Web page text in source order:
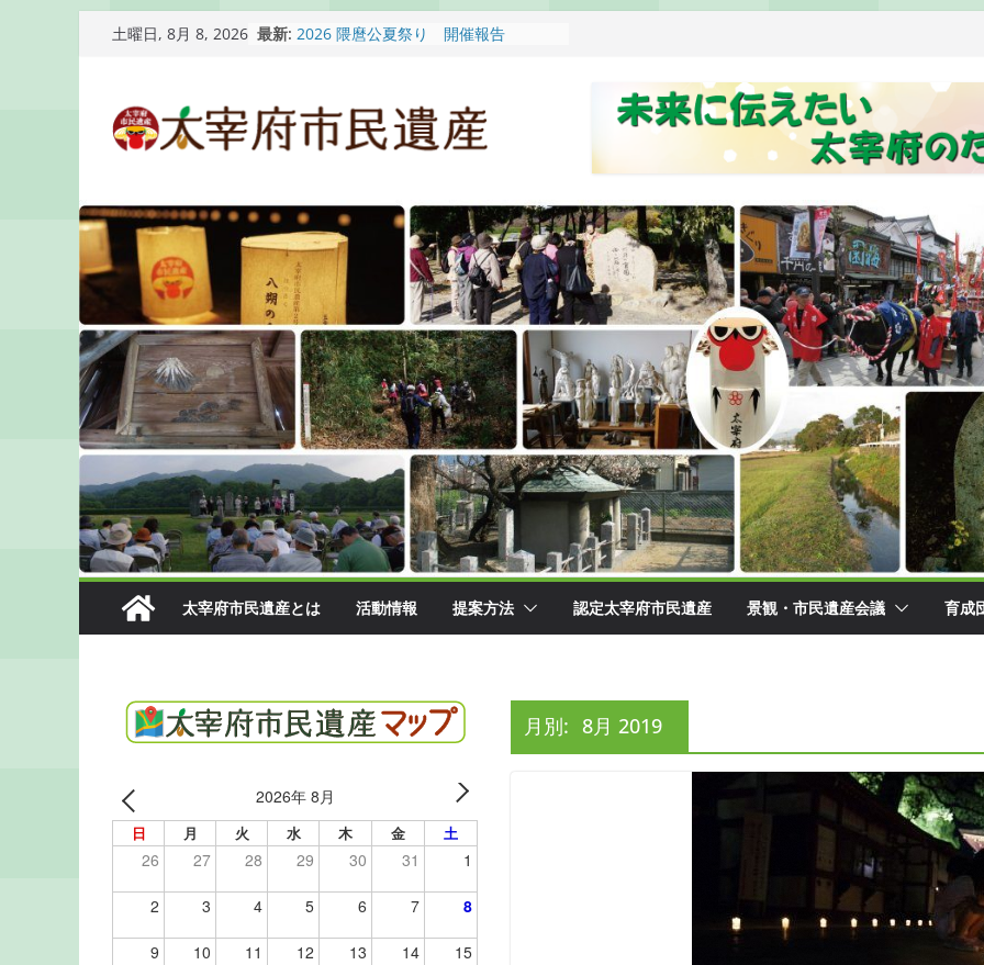
ス
ッ
プ
土曜日, 8月 8, 2026 最新: 2026 隈麿公夏祭り 開催報告
梅香苑夏まつり子どもみこし開催のお
知らせ
太宰府市民遺産とは 活動情報 提案方法 認定太宰府市民遺産 景観・市民遺産会議 育成
月別: 8月 2019
2026年 8月
日 月 火 水 木 金 土
26 27 28 29 30 31 1
2 3 4 5 6 7 8
9 10 11 12 13 14 15